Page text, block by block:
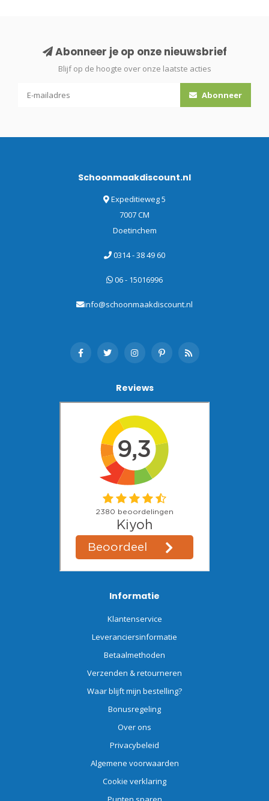
Abonneer je op onze nieuwsbrief
Blijf op de hoogte over onze laatste acties
Abonneer
Schoonmaakdiscount.nl
Expeditieweg 5
7007 CM
Doetinchem
0314 - 38 49 60
06 - 15016996
info@schoonmaakdiscount.nl
Reviews
Informatie
Klantenservice
Leveranciersinformatie
Betaalmethoden
Verzenden & retourneren
Waar blijft mijn bestelling?
Bonusregeling
Over ons
Privacybeleid
Algemene voorwaarden
Cookie verklaring